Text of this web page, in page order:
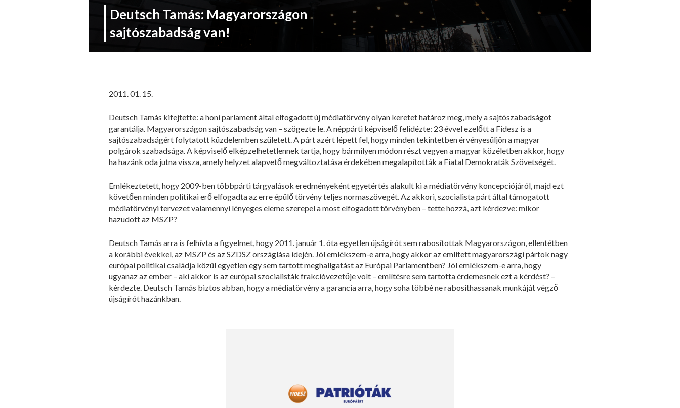
Deutsch Tamás: Magyarországon
sajtószabadság van!
2011. 01. 15.
Deutsch Tamás kifejtette: a honi parlament által elfogadott új médiatörvény olyan keretet határoz meg, mely a sajtószabadságot
garantálja. Magyarországon sajtószabadság van – szögezte le. A néppárti képviselő felidézte: 23 évvel ezelőtt a Fidesz is a
sajtószabadságért folytatott küzdelemben született. A párt azért lépett fel, hogy minden tekintetben érvényesüljön a magyar
polgárok szabadsága. A képviselő elképzelhetetlennek tartja, hogy bármilyen módon részt vegyen a magyar közéletben akkor, hogy
ha hazánk oda jutna vissza, amely helyzet alapvető megváltoztatása érdekében megalapították a Fiatal Demokraták Szövetségét.
Emlékeztetett, hogy 2009-ben többpárti tárgyalások eredményeként egyetértés alakult ki a médiatörvény koncepciójáról, majd ezt
követően minden politikai erő elfogadta az erre épülő törvény teljes normaszövegét. Az akkori, szocialista párt által támogatott
médiatörvényi tervezet valamennyi lényeges eleme szerepel a most elfogadott törvényben – tette hozzá, azt kérdezve: mikor
hazudott az MSZP?
Deutsch Tamás arra is felhívta a figyelmet, hogy 2011. január 1. óta egyetlen újságírót sem rabosítottak Magyarországon, ellentétben
a korábbi évekkel, az MSZP és az SZDSZ országlása idején. Jól emlékszem-e arra, hogy akkor az említett magyarországi pártok nagy
európai politikai családja közül egyetlen egy sem tartott meghallgatást az Európai Parlamentben? Jól emlékszem-e arra, hogy
ugyanaz az ember – aki akkor is az európai szocialisták frakcióvezetője volt – említésre sem tartotta érdemesnek ezt a kérdést? –
kérdezte. Deutsch Tamás biztos abban, hogy a médiatörvény a garancia arra, hogy soha többé ne rabosíthassanak munkáját végző
újságírót hazánkban.